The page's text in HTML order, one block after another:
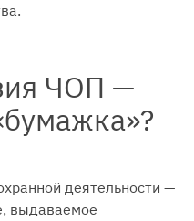
ЧОП —
деятельности —
выдаваемое